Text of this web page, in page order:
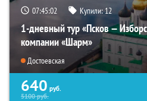
07:45:01 Купили:12
1-дневный тур «Псков —
компании «Шарм»
Достоевская
640 руб.
5100руб.